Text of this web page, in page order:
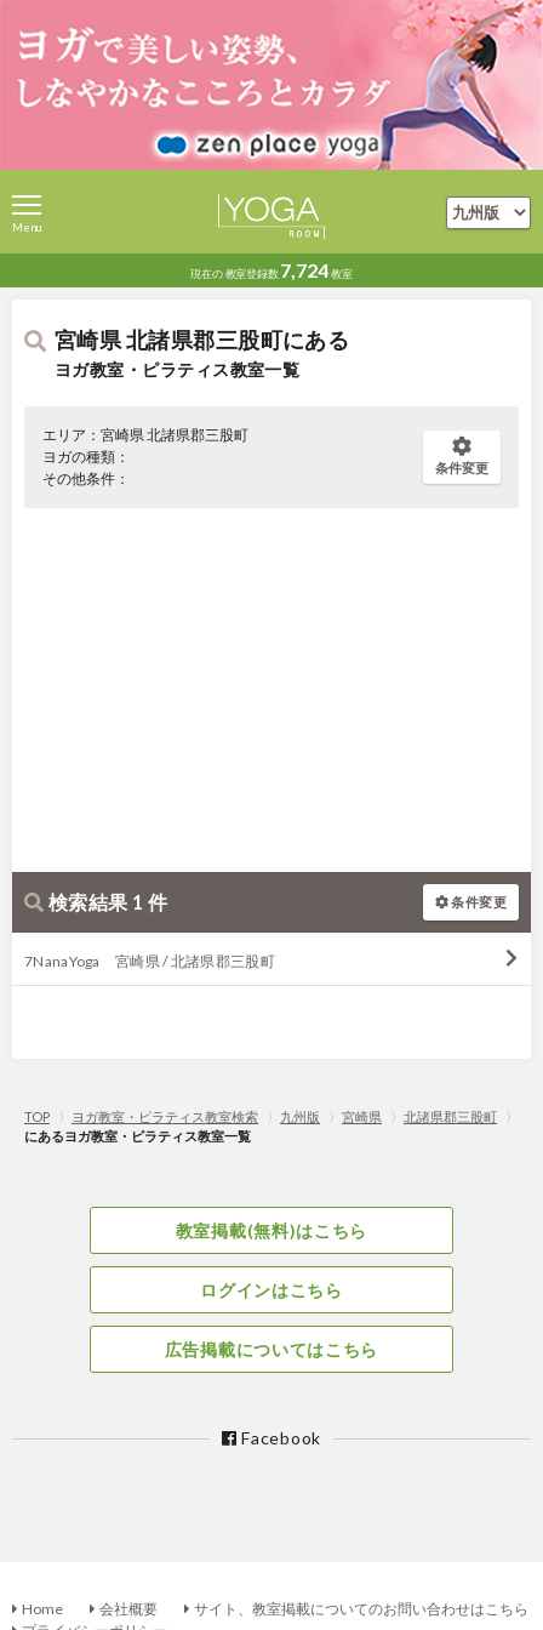
現在の教室登録数 7,724教室
Menu
宮崎県 北諸県郡三股町にある
ヨガ教室・ピラティス教室一覧
エリア：宮崎県 北諸県郡三股町
ヨガの種類：
その他条件：
条件変更
検索結果 1 件 条件変更
7NanaYoga 宮崎県 / 北諸県郡三股町
TOP 〉 ヨガ教室・ピラティス教室検索 〉 九州版 〉 宮崎県 〉 北諸県郡三股町
〉
にあるヨガ教室・ピラティス教室一覧
教室掲載(無料)はこちら
ログインはこちら
広告掲載についてはこちら
Facebook
Home 会社概要
サイト、教室掲載についてのお問い合わせはこちら